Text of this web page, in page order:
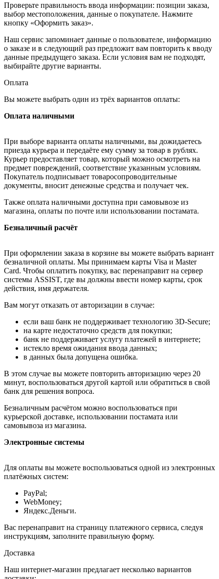
Проверьте правильность ввода информации: позиции заказа,
выбор местоположения, данные о покупателе. Нажмите
кнопку «Оформить заказ».
Наш сервис запоминает данные о пользователе, информацию
о заказе и в следующий раз предложит вам повторить к вводу
данные предыдущего заказа. Если условия вам не подходят,
выбирайте другие варианты.
Оплата
Вы можете выбрать один из трёх вариантов оплаты:
Оплата наличными
При выборе варианта оплаты наличными, вы дожидаетесь
приезда курьера и передаёте ему сумму за товар в рублях.
Курьер предоставляет товар, который можно осмотреть на
предмет повреждений, соответствие указанным условиям.
Покупатель подписывает товаросопроводительные
документы, вносит денежные средства и получает чек.
Также оплата наличными доступна при самовывозе из
магазина, оплаты по почте или использовании постамата.
Безналичный расчёт
При оформлении заказа в корзине вы можете выбрать вариант
безналичной оплаты. Мы принимаем карты Visa и Master
Card. Чтобы оплатить покупку, вас перенаправит на сервер
системы ASSIST, где вы должны ввести номер карты, срок
действия, имя держателя.
Вам могут отказать от авторизации в случае:
если ваш банк не поддерживает технологию 3D-Secure;
на карте недостаточно средств для покупки;
банк не поддерживает услугу платежей в интернете;
истекло время ожидания ввода данных;
в данных была допущена ошибка.
В этом случае вы можете повторить авторизацию через 20
минут, воспользоваться другой картой или обратиться в свой
банк для решения вопроса.
Безналичным расчётом можно воспользоваться при
курьерской доставке, использовании постамата или
самовывоза из магазина.
Электронные системы
Для оплаты вы можете воспользоваться одной из электронных
платёжных систем:
PayPal;
WebMoney;
Яндекс.Деньги.
Вас перенаправит на страницу платежного сервиса, следуя
инструкциям, заполните правильную форму.
Доставка
Наш интернет-магазин предлагает несколько вариантов